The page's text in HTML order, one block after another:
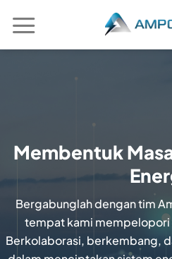
content
Membentuk
Bergabunglah dengan tim
tempat kami mempelopori
Berkolaborasi, berkembang,